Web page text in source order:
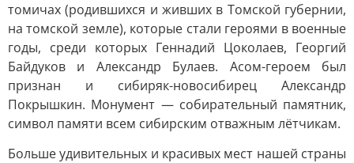
томичах (родившихся и живших в Томской губернии,
на томской земле), которые стали героями в военные
годы, среди которых Геннадий Цоколаев, Георгий
Байдуков и Александр Булаев. Асом-героем был
признан и сибиряк-новосибирец Александр
Покрышкин. Монумент — собирательный памятник,
символ памяти всем сибирским отважным лётчикам.
Больше удивительных и красивых мест нашей страны